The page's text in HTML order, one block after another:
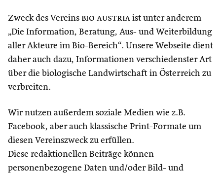
Zweck des Vereins bio austria ist unter anderem
„Die Information, Beratung, Aus- und Weiterbildung
aller Akteure im Bio-Bereich“. Unsere Webseite dient
daher auch dazu, Informationen verschiedenster Art
über die biologische Landwirtschaft in Österreich zu
verbreiten.
Wir nutzen außerdem soziale Medien wie z.B.
Facebook, aber auch klassische Print-Formate um
diesen Vereinszweck zu erfüllen.
Diese redaktionellen Beiträge können
personenbezogene Daten und/oder Bild- und